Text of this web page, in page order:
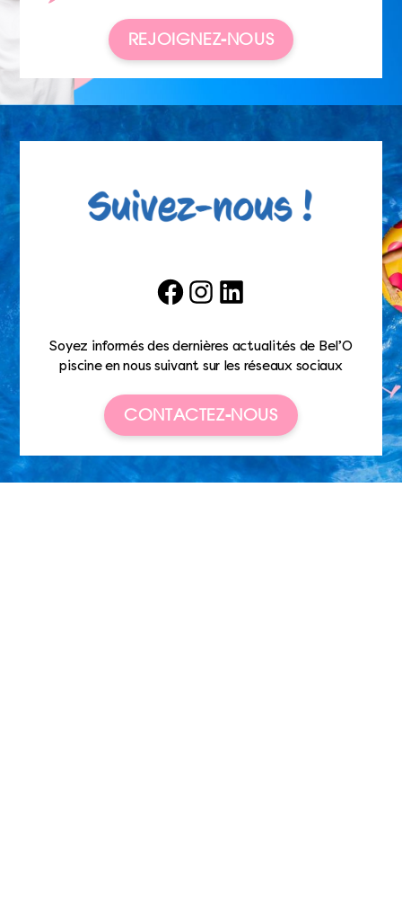
REJOIGNEZ-NOUS
FacebookInstagramLinkedIn
Soyez informés des dernières actualités de Bel’O
piscine en nous suivant sur les réseaux sociaux
CONTACTEZ-NOUS